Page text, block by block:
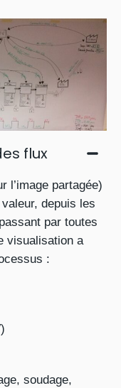
flux
l’image partagée)
depuis les
par toutes
visualisation a
:
soudage,